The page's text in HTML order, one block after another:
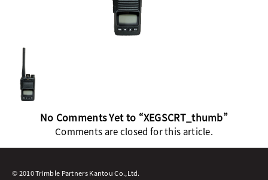
No Comments Yet to “XEGSCRT_thumb”
Comments are closed for this article.
© 2010 Trimble Partners Kantou Co.,Ltd.